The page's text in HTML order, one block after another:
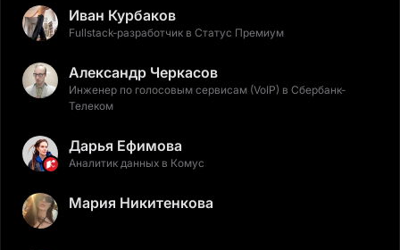
Иван Курбаков
Fullstack-разработчик в Статус Премиум
Александр Черкасов
Инженер по голосовым сервисам (VoIP) в Сбербанк-
Телеком
Дарья Ефимова
Аналитик данных в Комус
Мария Никитенкова